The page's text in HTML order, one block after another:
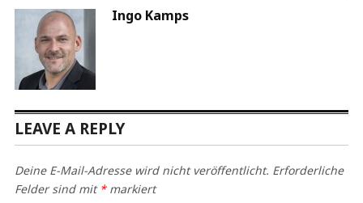
Ingo Kamps
LEAVE A REPLY
Deine E-Mail-Adresse wird nicht veröffentlicht. Erforderliche
Felder sind mit *markiert